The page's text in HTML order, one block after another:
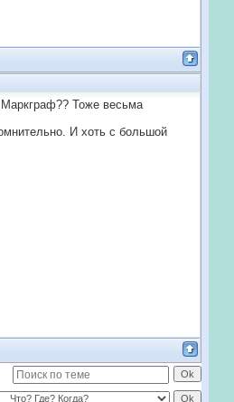
Тоже весьма
И хоть с большой